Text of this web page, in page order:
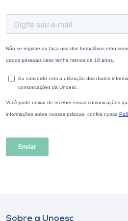
Sobre a Unoesc